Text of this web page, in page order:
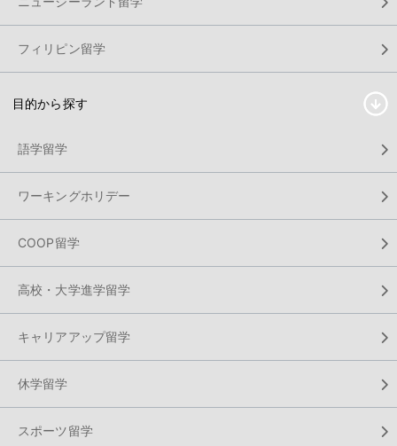
フィリピン留学
目的から探す
語学留学
ワーキングホリデー
COOP留学
高校・大学進学留学
キャリアアップ留学
休学留学
スポーツ留学